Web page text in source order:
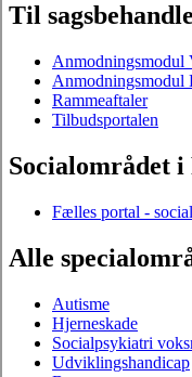
Til
Anmodningsmodul
Anmodningsmodul
Rammeaftaler
Tilbudsportalen
Socialområdet
Fælles portal -
Alle
Autisme
Hjerneskade
Socialpsykiatri
Udviklingshandicap